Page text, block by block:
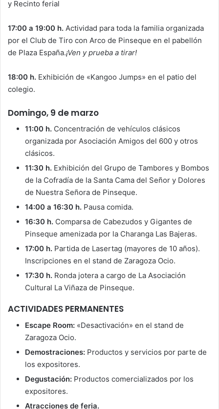
y Recinto ferial
17:00 a 19:00 h. Actividad para toda la familia organizada
por el Club de Tiro con Arco de Pinseque en el pabellón
de Plaza España.¡Ven y prueba a tirar!
18:00 h. Exhibición de «Kangoo Jumps» en el patio del
colegio.
Domingo, 9 de marzo
11:00 h. Concentración de vehículos clásicos
organizada por Asociación Amigos del 600 y otros
clásicos.
11:30 h. Exhibición del Grupo de Tambores y Bombos
de la Cofradía de la Santa Cama del Señor y Dolores
de Nuestra Señora de Pinseque.
14:00 a 16:30 h. Pausa comida.
16:30 h. Comparsa de Cabezudos y Gigantes de
Pinseque amenizada por la Charanga Las Bajeras.
17:00 h. Partida de Lasertag (mayores de 10 años).
Inscripciones en el stand de Zaragoza Ocio.
17:30 h. Ronda jotera a cargo de La Asociación
Cultural La Viñaza de Pinseque.
ACTIVIDADES PERMANENTES
Escape Room: «Desactivación» en el stand de
Zaragoza Ocio.
Demostraciones: Productos y servicios por parte de
los expositores.
Degustación: Productos comercializados por los
expositores.
Atracciones de feria.